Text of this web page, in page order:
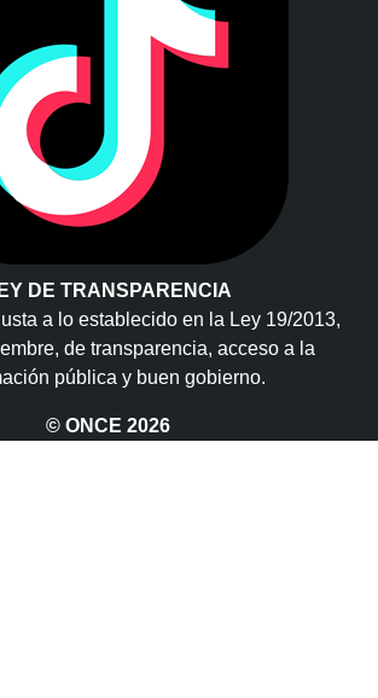
DE TRANSPARENCIA
a lo establecido en la Ley 19/2013,
de transparencia, acceso a la
pública y buen gobierno.
© ONCE 2026